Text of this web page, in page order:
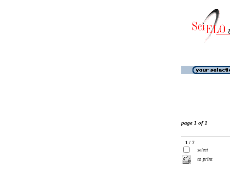
page 1 of 1
1 / 7
select
to print